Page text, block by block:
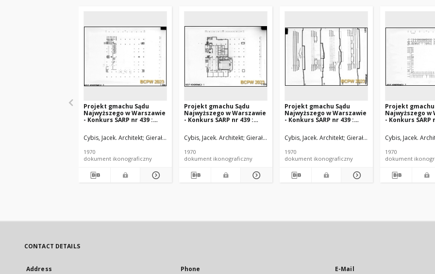
Projekt gmachu Sądu
Najwyższego w Warszawie
- Konkurs SARP nr 439 :
stopnia. Zdj. 4, Rzut III
kondygnacji
Cybis, Jacek. Architekt Gierałtowski, Przemysław. Architekt Gromadzki, Jan. Architekt Mroziński, Jan. Architekt Rybicka,
1970
dokument ikonograficzny
Projekt gmachu Sądu
Najwyższego w Warszawie
- Konkurs SARP nr 439 :
stopnia. Zdj. 2, Rzut I
kondygnacji
Cybis, Jacek. Architekt Gierałtowski, Przemysław. Architekt Gromadzki, Jan. Architekt
1970
dokument ikonograficzny
Projekt gmachu Sądu
Najwyższego w Warszawie
- Konkurs SARP nr 439 :
stopnia. Zdj. 9, Przekroje
Cybis, Jacek. Architekt Gierałtowski, Przemysław.
1970
dokument ikonograficzny
Projekt gmachu
Najwyższego w
- Konkurs SARP
stopnia. Zdj. 8,
kondygnacji
Cybis, Jacek.
1970
dokument
CONTACT DETAILS
Address Phone E-Mail